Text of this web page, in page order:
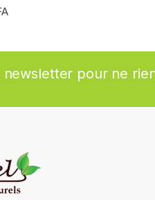
newsletter pour ne